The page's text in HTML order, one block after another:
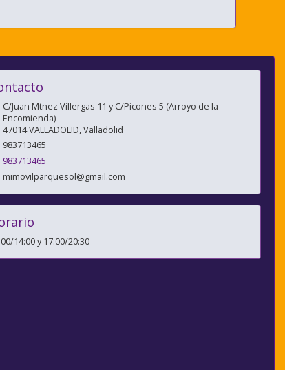
C/Juan Mtnez Villergas 11 y C/Picones 5 (Arroyo de la
Encomienda)
47014VALLADOLID,Valladolid
983713465
983713465
mimovilparquesol@gmail.com
14:00 y 17:00/20:30